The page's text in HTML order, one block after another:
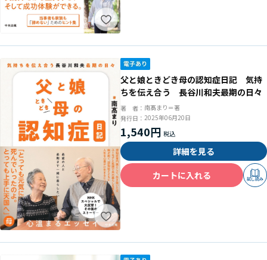
父と娘ときどき母の認知症日記 気持
ちを伝え合う 長谷川和夫最期の日々
著 者： 南髙まり＝著
発行日： 2025年06月20日
1,540円
詳細を見る
カートに入れる
試し読み